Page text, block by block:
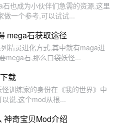
也成为小伙伴们急需的资源,这里
做一个参考,可以试试...
mega石获取途径
精灵进化方式,其中就有maga进
mega石,那么口袋妖怪...
载
训练家的身份在《我的世界》中
说,这个mod从根...
神奇宝贝Mod介绍